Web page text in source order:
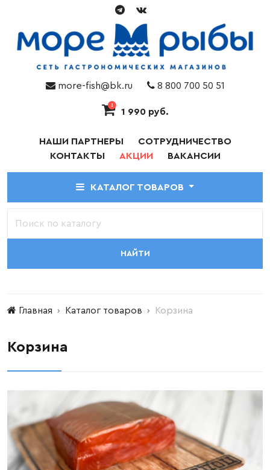
more-fish@bk.ru 8 800 700 50 51
1
1 990 руб.
НАШИ ПАРТНЕРЫ
СОТРУДНИЧЕСТВО
КОНТАКТЫ
АКЦИИ ВАКАНСИИ
КАТАЛОГ ТОВАРОВ
НАЙТИ
Главная Каталог товаров Корзина
Корзина